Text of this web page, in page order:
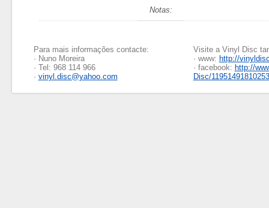
Notas:
Para mais informações contacte:
· Nuno Moreira
· Tel: 968 114 966
· vinyl.disc@yahoo.com
Visite a Vinyl Disc
· www: http://
· facebook: http://
Disc/